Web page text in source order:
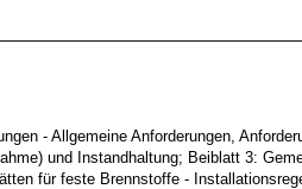
- Allgemeine Anforderungen,
und Instandhaltung; Beiblatt 3:
für feste Brennstoffe -